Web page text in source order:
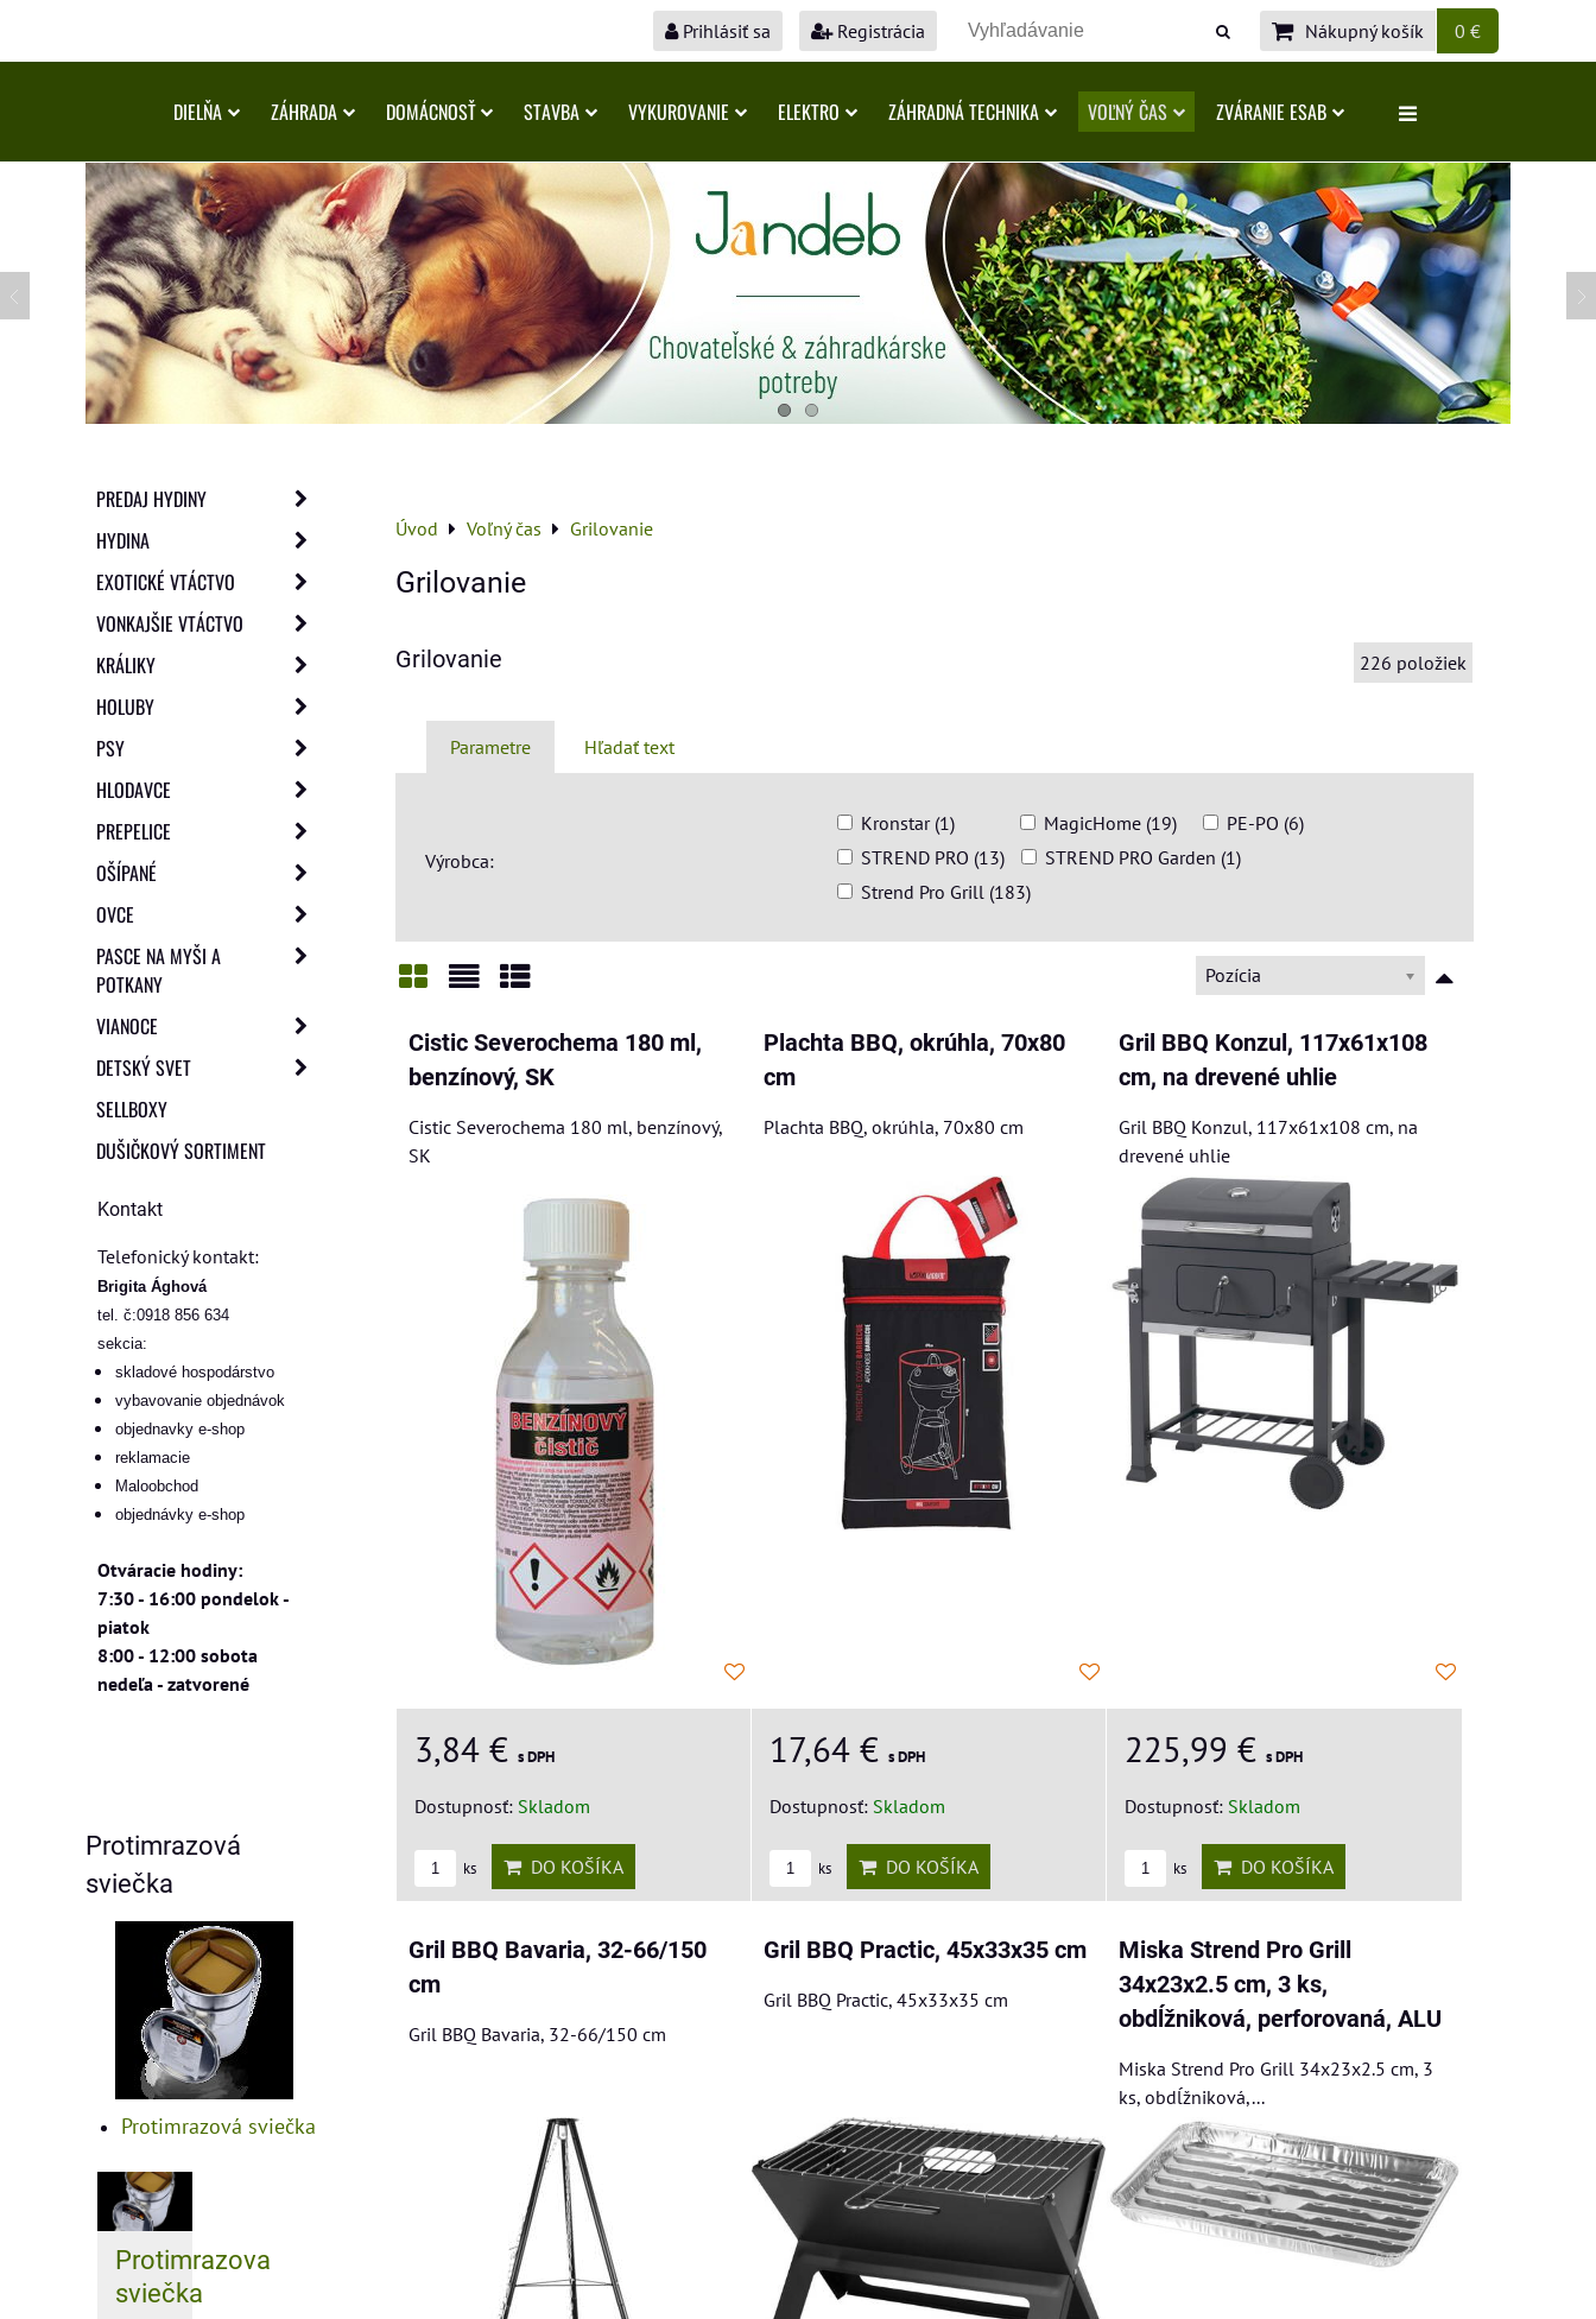
Prihlásiť sa Registrácia Nákupný košík 0 €
DIELŇA ZÁHRADA DOMÁCNOSŤ STAVBA VYKUROVANIE ELEKTRO ZÁHRADNÁ TECHNIKA VOĽNÝ ČAS ZVÁRANIE ESAB
Úvod Voľný čas Grilovanie
Grilovanie
Grilovanie 226 položiek
Parametre Hľadať text
Výrobca:
Kronstar (1) MagicHome (19)
PE-PO (6)
STREND PRO (13)
STREND PRO Garden (1)
Strend Pro Grill (183)
Pozícia
Cistic Severochema 180 ml,
benzínový, SK
Cistic Severochema 180 ml, benzínový,
SK
3,84 € s DPH
Dostupnosť: Skladom
ks DO KOŠÍKA
Plachta BBQ, okrúhla, 70x80
cm
Plachta BBQ, okrúhla, 70x80 cm
17,64 € s DPH
Dostupnosť: Skladom
ks DO KOŠÍKA
Gril BBQ Konzul, 117x61x108
cm, na drevené uhlie
Gril BBQ Konzul, 117x61x108 cm, na
drevené uhlie
225,99 €s DPH
Dostupnosť: Skladom
ks DO KOŠÍKA
Gril BBQ Bavaria, 32-66/150
cm
Gril BBQ Bavaria, 32-66/150 cm
Gril BBQ Practic, 45x33x35 cm
Gril BBQ Practic, 45x33x35 cm
Miska Strend Pro Grill
34x23x2.5 cm, 3 ks,
obdĺžniková, perforovaná, ALU
Miska Strend Pro Grill 34x23x2.5 cm, 3
ks, obdĺžniková,...
PREDAJ HYDINY
HYDINA
EXOTICKÉ VTÁCTVO
VONKAJŠIE VTÁCTVO
KRÁLIKY
HOLUBY
PSY
HLODAVCE
PREPELICE
OŠÍPANÉ
OVCE
PASCE NA MYŠI A
POTKANY
VIANOCE
DETSKÝ SVET
SELLBOXY
DUŠIČKOVÝ SORTIMENT
Kontakt
Telefonický kontakt:
Brigita Ághová
tel. č:0918 856 634
sekcia:
skladové hospodárstvo
vybavovanie objednávok
objednavky e-shop
reklamacie
Maloobchod
objednávky e-shop
Otváracie hodiny:
7:30 - 16:00 pondelok -
piatok
8:00 - 12:00 sobota
nedeľa - zatvorené
Protimrazová
sviečka
Protimrazová sviečka
Protimrazova
sviečka